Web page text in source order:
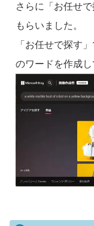
さらに「お任せ
もらいました。
「お任せで探す
のワードを作成し